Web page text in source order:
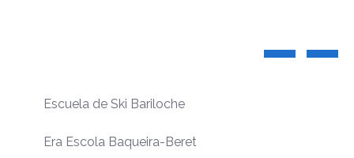
Escuela de Ski Bariloche
Era Escola Baqueira-Beret